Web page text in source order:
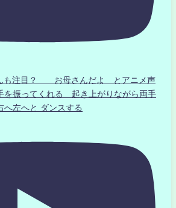
も注目？ お母さんだよ とアニメ声
を振ってくれる 起き上がりながら両手
左へと ダンスする